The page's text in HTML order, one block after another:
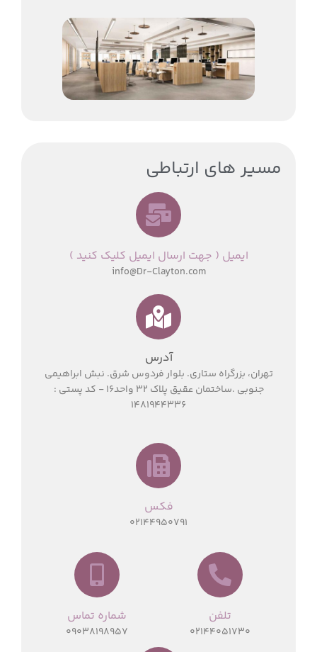
مسیر های ارتباطی​
ایمیل ( جهت ارسال ایمیل کلیک کنید )
info@Dr-Clayton.com
آدرس
تهران، بزرگراه ستاری. بلوار فردوس شرق. نبش ابراهیمی
جنوبی .ساختمان عقیق پلاک ۳۲ واحد16 - کد پستی :
1481944336
فکس
02144950791
تلفن
02144051730
شماره تماس
09038198957